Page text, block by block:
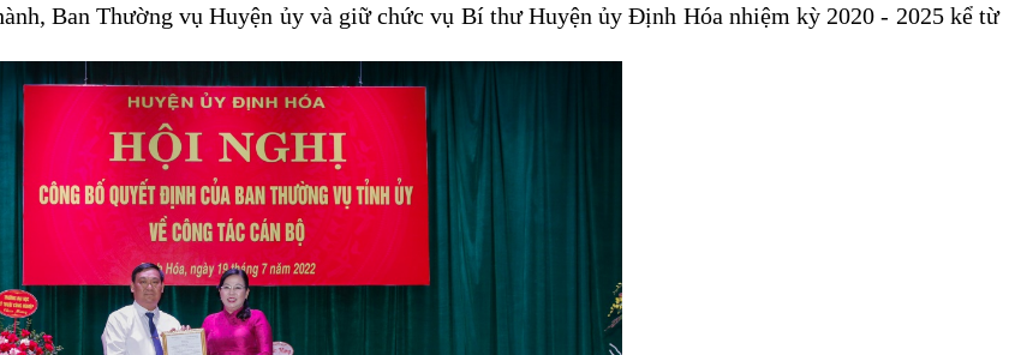
Ban Thường vụ Huyện ủy và giữ chức vụ Bí thư Huyện ủy Định Hóa nhiệm kỳ 2020 - 2025 kể từ